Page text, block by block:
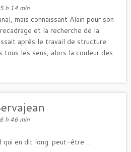
h 14 min
mais connaissant Alain pour son
et la recherche de la
après le travail de structure
tous les sens, alors la couleur des
h 46 min
qui en dit long: peut-être …